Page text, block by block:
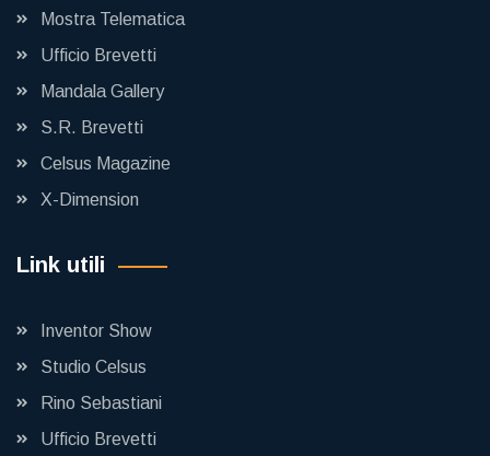
Mostra Telematica
Ufficio Brevetti
Mandala Gallery
S.R. Brevetti
Celsus Magazine
X-Dimension
Link utili
Inventor Show
Studio Celsus
Rino Sebastiani
Ufficio Brevetti